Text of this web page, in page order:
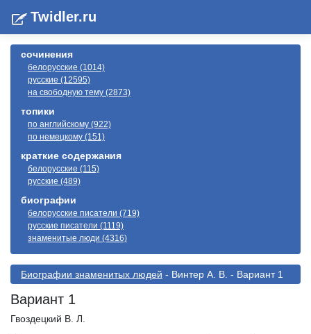
Twidler.ru
сочинения
белорусские (1014)
русские (12595)
на свободную тему (2873)
топики
по английскому (922)
по немецкому (151)
краткие содержания
белорусские (115)
русские (489)
биографии
белорусские писатели (719)
русские писатели (1119)
знаменитые люди (4316)
Биографии знаменитых людей - Винтер А. В. - Вариант 1
Вариант 1
Гвоздецкий В. Л.